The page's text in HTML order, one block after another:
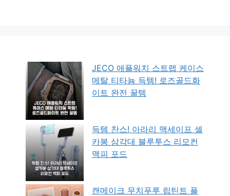
JECO 애플워치 스트랩 케이스
메탈 티타늄 득템! 로즈골드화
이트 완전 꿀템
득템 찬스! 아라리 맥세이프 셀
카봉 삼각대 블루투스 리모컨
맥피 포드
캔메이크 무치푸루 립틴트 플